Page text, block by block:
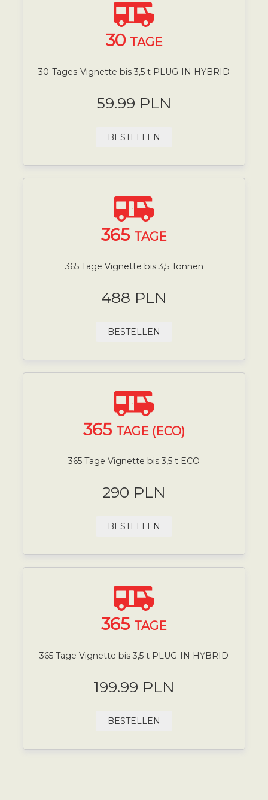
30 TAGE
30-Tages-Vignette bis 3,5 t PLUG-IN HYBRID
59.99 PLN
BESTELLEN
365 TAGE
365 Tage Vignette bis 3,5 Tonnen
488 PLN
BESTELLEN
365 TAGE (ECO)
365 Tage Vignette bis 3,5 t ECO
290 PLN
BESTELLEN
365 TAGE
365 Tage Vignette bis 3,5 t PLUG-IN HYBRID
199.99 PLN
BESTELLEN